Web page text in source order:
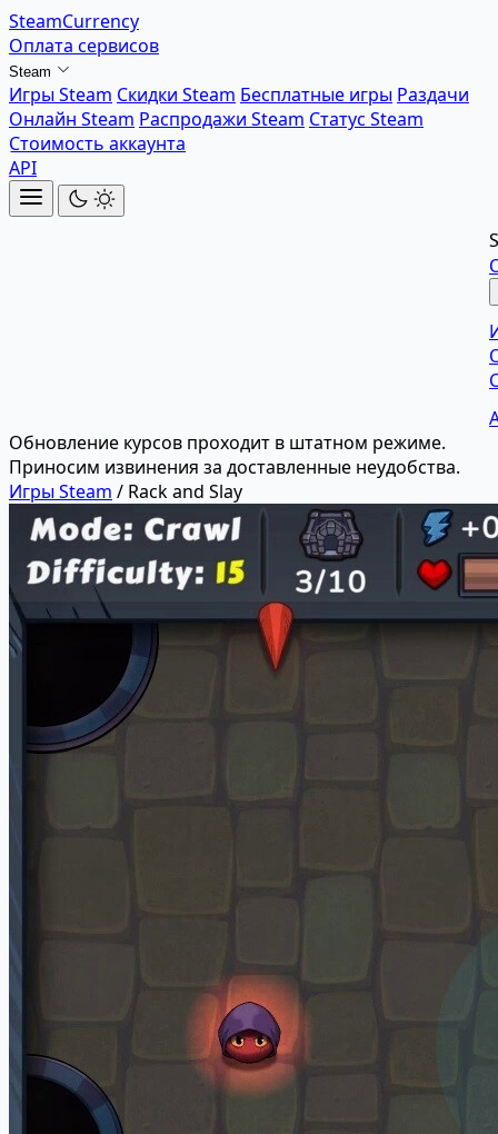
SteamCurrency
Оплата сервисов
Steam
Игры Steam Скидки Steam Бесплатные игры Раздачи
Онлайн Steam Распродажи Steam Статус Steam
Стоимость аккаунта
API
Обновление курсов проходит в штатном режиме.
Приносим извинения за доставленные неудобства.
Игры Steam / Rack and Slay